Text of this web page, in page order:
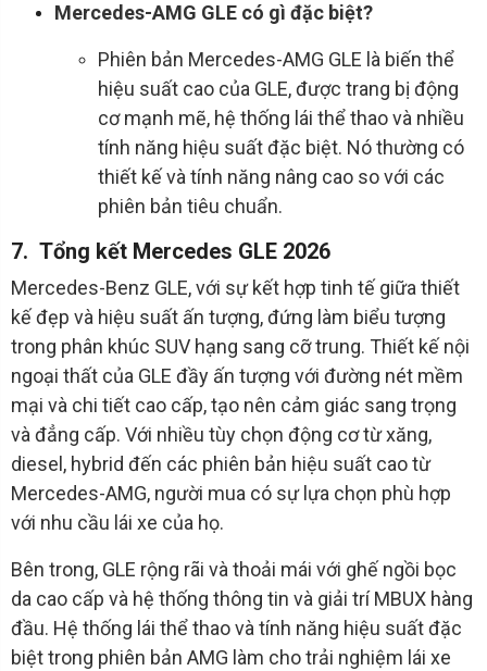
Mercedes-AMG GLE có gì đặc biệt?
Phiên bản Mercedes-AMG GLE là biến thể
hiệu suất cao của GLE, được trang bị động
cơ mạnh mẽ, hệ thống lái thể thao và nhiều
tính năng hiệu suất đặc biệt. Nó thường có
thiết kế và tính năng nâng cao so với các
phiên bản tiêu chuẩn.
7. Tổng kết Mercedes GLE 2026
Mercedes-Benz GLE, với sự kết hợp tinh tế giữa thiết
kế đẹp và hiệu suất ấn tượng, đứng làm biểu tượng
trong phân khúc SUV hạng sang cỡ trung. Thiết kế nội
ngoại thất của GLE đầy ấn tượng với đường nét mềm
mại và chi tiết cao cấp, tạo nên cảm giác sang trọng
và đẳng cấp. Với nhiều tùy chọn động cơ từ xăng,
diesel, hybrid đến các phiên bản hiệu suất cao từ
Mercedes-AMG, người mua có sự lựa chọn phù hợp
với nhu cầu lái xe của họ.
Bên trong, GLE rộng rãi và thoải mái với ghế ngồi bọc
da cao cấp và hệ thống thông tin và giải trí MBUX hàng
đầu. Hệ thống lái thể thao và tính năng hiệu suất đặc
biệt trong phiên bản AMG làm cho trải nghiệm lái xe